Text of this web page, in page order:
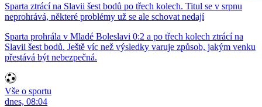
Sparta ztrácí na Slavii šest bodů po třech kolech. Titul se v srpnu
neprohrává, některé problémy už se ale schovat nedají
Sparta prohrála v Mladé Boleslavi 0:2 a po třech kolech ztrácí na
Slavii šest bodů. Ještě víc než výsledky varuje způsob, jakým venku
přestává být nebezpečná.
Vše o sportu
dnes, 08:04